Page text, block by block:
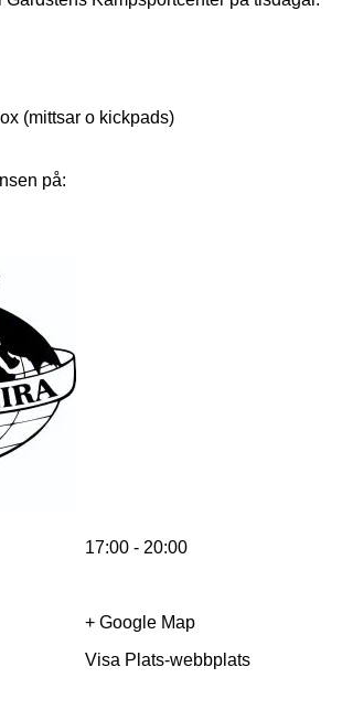
(mittsar o kickpads)
på:
17:00 - 20:00
+ Google Map
Visa Plats-webbplats